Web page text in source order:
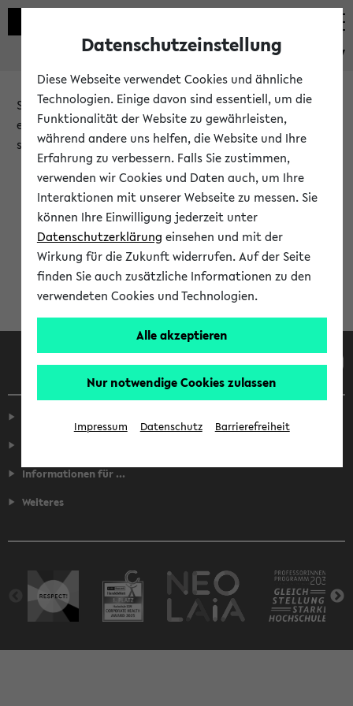
eKVV
Sie möchten auf eine eKVV Funktion zugreifen, die Ihnen
erst nach einer Anmeldung am System zur Verfügung
steht.
Bitte melden Sie sich an:
Anmeldung am eKVV
Informationen für ...
Weiteres
Datenschutzeinstellung
Diese Webseite verwendet Cookies und ähnliche
Technologien. Einige davon sind essentiell, um die
Funktionalität der Website zu gewährleisten,
während andere uns helfen, die Website und Ihre
Erfahrung zu verbessern. Falls Sie zustimmen,
verwenden wir Cookies und Daten auch, um Ihre
Interaktionen mit unserer Webseite zu messen. Sie
können Ihre Einwilligung jederzeit unter
Datenschutzerklärung einsehen und mit der
Wirkung für die Zukunft widerrufen. Auf der Seite
finden Sie auch zusätzliche Informationen zu den
verwendeten Cookies und Technologien.
Alle akzeptieren
Nur notwendige Cookies zulassen
Impressum Datenschutz Barrierefreiheit